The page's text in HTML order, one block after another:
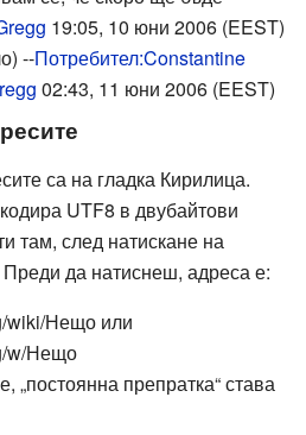
19:05, 10 юни 2006 (EEST)
--Потребител:Constantine
02:43, 11 юни 2006 (EEST)
са на гладка Кирилица.
UTF8 в двубайтови
там, след натискане на
Преди да натиснеш, адреса е:
wiki/Нещо или
w/Нещо
„постоянна препратка“ става